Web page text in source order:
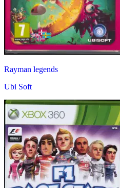
Rayman legends
Ubi Soft